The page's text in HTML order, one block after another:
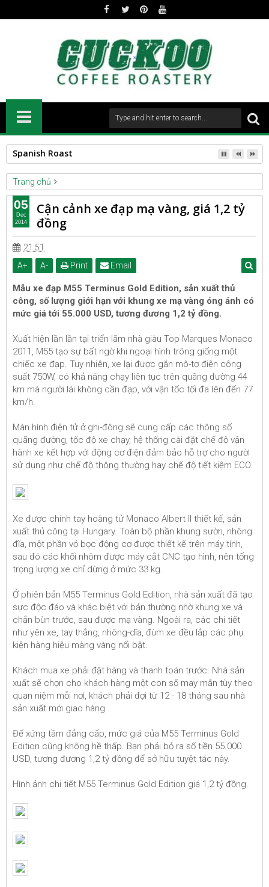
Spanish Roast
Trang chủ
BICYCLE
LIFESTYLE
Cận cảnh xe đạp mạ vàng, giá 1,2 tỷ đồng
Cận cảnh xe đạp mạ vàng, giá 1,2 tỷ
đồng
21:51
A+ A- Print Email
Mẫu xe đạp M55 Terminus Gold Edition, sản xuất thủ
công, số lượng giới hạn với khung xe mạ vàng óng ánh có
mức giá tới 55.000 USD, tương đương 1,2 tỷ đồng.
Xuất hiện lần lần tại triển lãm nhà giàu Top Marques Monaco
2011, M55 tạo sự bất ngờ khi ngoại hình trông giống một
chiếc xe đạp. Tuy nhiên, xe lại được gắn mô-tơ điện công
suất 750W, có khả năng chạy liên tục trên quãng đường 44
km mà người lái không cần đạp, với vận tốc tối đa lên đến 77
km/h.
Màn hình điện tử ở ghi-đông sẽ cung cấp các thông số
quãng đường, tốc độ xe chạy, hệ thống cài đặt chế độ vận
hành xe kết hợp với động cơ điện đảm bảo hỗ trợ cho người
sử dụng như chế độ thông thường hay chế độ tiết kiệm ECO.
Xe được chính tay hoàng tử Monaco Albert II thiết kế, sản
xuất thủ công tại Hungary. Toàn bộ phần khung sườn, nhông
đĩa, một phần vỏ bọc động cơ được thiết kế trên máy tính,
sau đó các khối nhôm được máy cắt CNC tạo hình, nên tổng
trọng lượng xe chỉ dừng ở mức 33 kg.
Ở phiên bản M55 Terminus Gold Edition, nhà sản xuất đã tạo
sực độc đáo và khác biệt với bản thường nhờ khung xe và
chắn bùn trước, sau được mạ vàng. Ngoài ra, các chi tiết
như yên xe, tay thắng, nhông-dĩa, đùm xe đều lắp các phụ
kiện hàng hiệu màng vàng nổi bật.
Khách mua xe phải đặt hàng và thanh toán trước. Nhà sản
xuất sẽ chọn cho khách hàng một con số may mắn tùy theo
quan niệm mỗi nơi, khách phải đợi từ 12 - 18 tháng sau nhà
sản xuất mới giao hàng.
Để xứng tầm đẳng cấp, mức giá của M55 Terminus Gold
Edition cũng không hề thấp. Bạn phải bỏ ra số tiền 55.000
USD, tương đương 1,2 tỷ đồng để sở hữu tuyệt tác này.
Hình ảnh chi tiết M55 Terminus Gold Edition giá 1,2 tỷ đồng.
05
Dec
2014